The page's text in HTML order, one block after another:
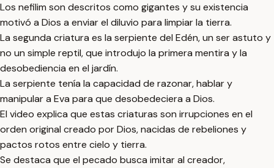
Los nefilim son descritos como gigantes y su existencia
motivó a Dios a enviar el diluvio para limpiar la tierra.
La segunda criatura es la serpiente del Edén, un ser astuto y
no un simple reptil, que introdujo la primera mentira y la
desobediencia en el jardín.
La serpiente tenía la capacidad de razonar, hablar y
manipular a Eva para que desobedeciera a Dios.
El video explica que estas criaturas son irrupciones en el
orden original creado por Dios, nacidas de rebeliones y
pactos rotos entre cielo y tierra.
Se destaca que el pecado busca imitar al creador,